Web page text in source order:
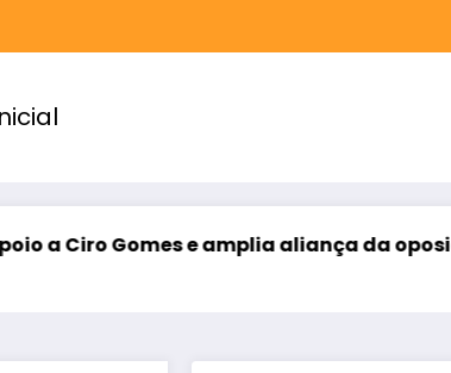
e amplia aliança da oposição no Ceará